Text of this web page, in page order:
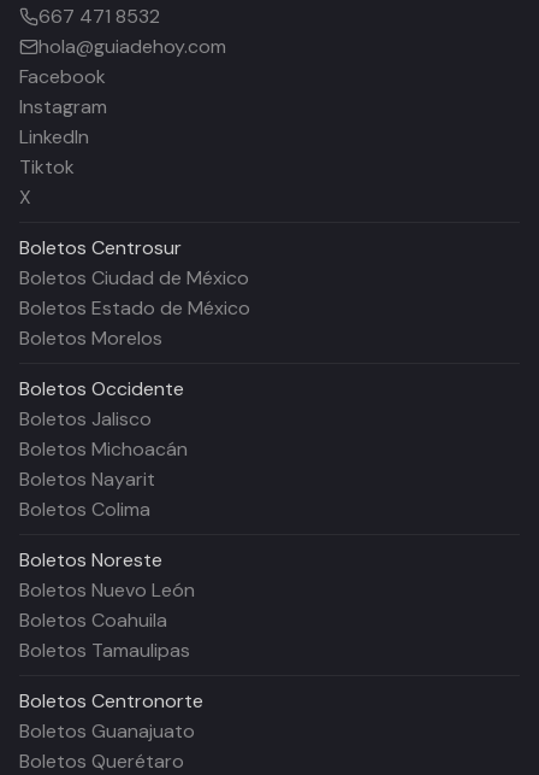
667 471 8532
hola@guiadehoy.com
Facebook
Instagram
LinkedIn
Tiktok
X
Boletos Centrosur
Boletos Ciudad de México
Boletos Estado de México
Boletos Morelos
Boletos Occidente
Boletos Jalisco
Boletos Michoacán
Boletos Nayarit
Boletos Colima
Boletos Noreste
Boletos Nuevo León
Boletos Coahuila
Boletos Tamaulipas
Boletos Centronorte
Boletos Guanajuato
Boletos Querétaro